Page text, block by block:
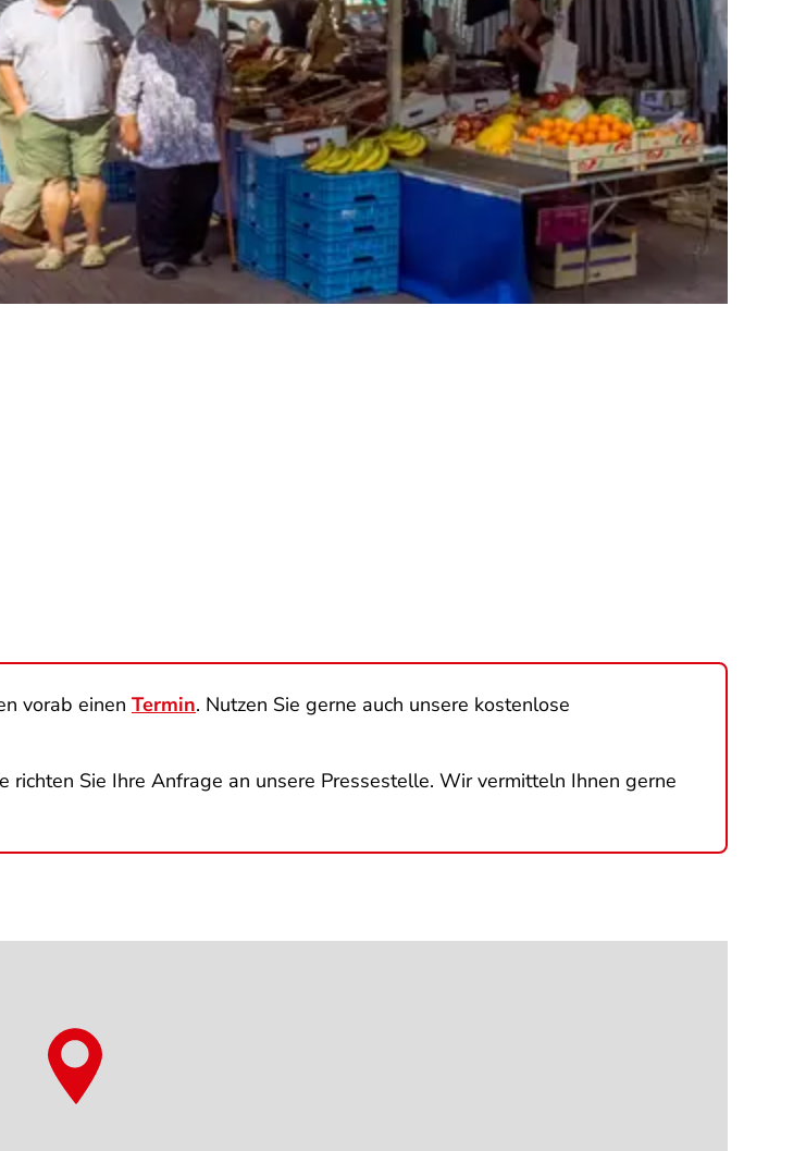
vorab einen Termin. Nutzen Sie gerne auch unsere kostenlose
richten Sie Ihre Anfrage an unsere Pressestelle. Wir vermitteln Ihnen gerne